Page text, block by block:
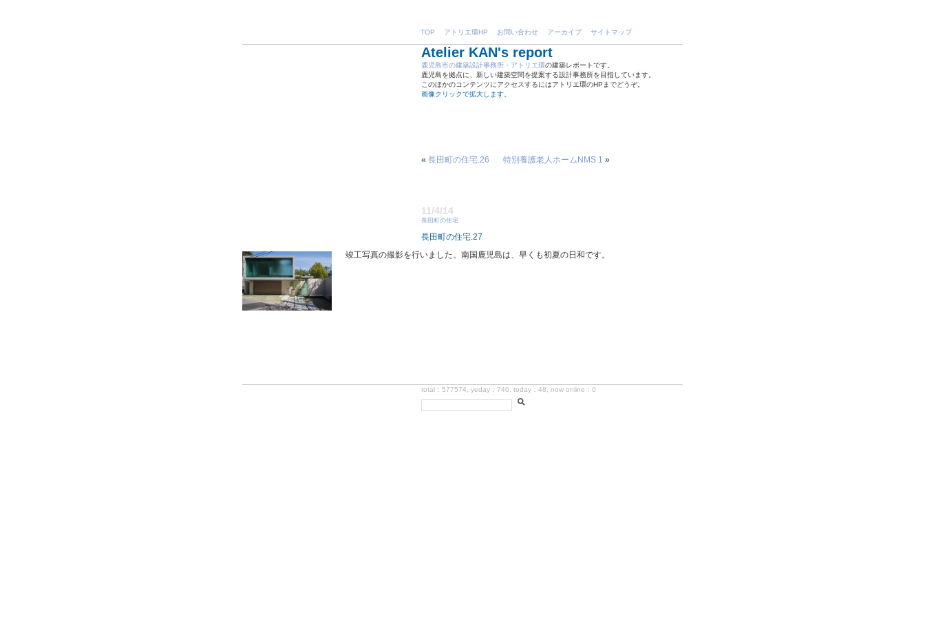
TOP アトリエ環HP お問い合わせ アーカイブ サイトマップ
Atelier KAN's report
鹿児島市の建築設計事務所・アトリエ環の建築レポートです。
鹿児島を拠点に、新しい建築空間を提案する設計事務所を目指しています。
このほかのコンテンツにアクセスするにはアトリエ環のHPまでどうぞ。
画像クリックで拡大します。
« 長田町の住宅.26 特別養護老人ホームNMS.1 »
11/4/14
長田町の住宅
長田町の住宅.27
竣工写真の撮影を行いました。南国鹿児島は、早くも初夏の日和です。
total：577574, yeday：740, today：48, now online：0